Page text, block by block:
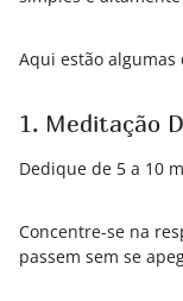
Aqui estão algumas
1. Meditação
Dedique de 5 a 10
Concentre-se na
passem sem se